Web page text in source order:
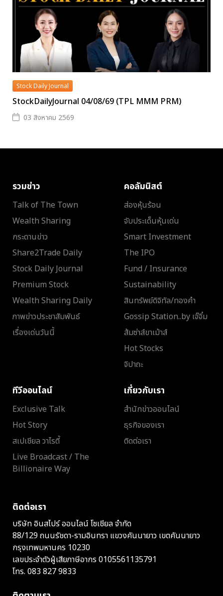
Stock Daily Journal
StockDailyJournal 04/08/69 (TPL MMM PRM)
03 สิงหาคม 2569
รวมข่าว
Talk of The Town
Wealth Sharing
กระดานข่าว
Share2Trade Daily
Stock Daily Journal
Premium Stock
Wealth Sharing Daily
ภาพข่าวประชาสัมพันธ์
เรื่องเด่นวันนี้
คอลัมนิสต์
ส่องหุ้นร้อน
จับประเด็นหุ้นเด่น
Smart Investment
The IPO
Fund / Insurance
Sustainability
สินทรัพย์ดิจิทัล/ทองคำ
Gossip Station..by เจ๊จิ๋ม
ส้มซ่าส์ขาเม้าส์
Hot Stocks
จิปาถะ
ทีวีออนไลน์
Exclusive Talk
Hot Story
สเปเชียล วาไรตี้
Live Broadcast / The
Billionaire Way
เกี่ยวกับเรา
สำนักข่าวออนไลน์
ธุรกิจของเรา
ติดต่อเรา
ติดต่อเรา
บริษัท อินสไปร์ ออนไลน์ โซเชียล จำกัด
88/129 ถนนรัชดา-รามอินทรา แขวงคันนายาว เขตคันนายาว
กรุงเทพมหานคร 10230
เลขประจำตัวผู้เสียภาษีอากร 0105561135791
โทร. 083 827 9833